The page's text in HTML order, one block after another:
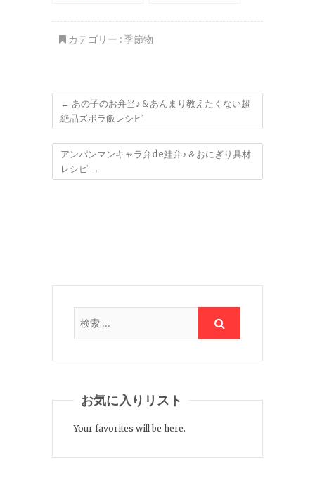
カテゴリー :季節物
← あの子のお弁当♪＆あんまり教えたくない超
絶品ズボラ飯レシピ
アンパンマンキャラ弁de鮭弁♪＆おにぎり具材
レシピ →
お気に入りリスト
Your favorites will be here.